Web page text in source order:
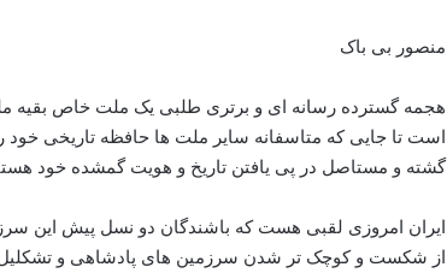
منصور بی باک
هجمه گسترده رسانه ای و برتری طلبی یک ملت خاص بقیه
است تا جایی که متاسفانه سایر ملت ها حافظه تاریخی
گشته و مستاصل در پی یافتن تاریخ و هویت گمشده خود
ایران امروزی لقبی هست که باشندگان دو نسل پیش این
از شکست و کوچک تر شدن سرزمین های پادشاهی و